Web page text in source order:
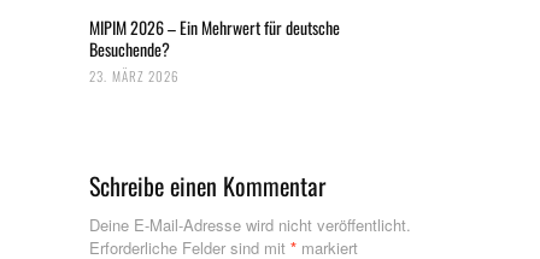
MIPIM 2026 – Ein Mehrwert für deutsche
Besuchende?
23. MÄRZ 2026
Schreibe einen Kommentar
Deine E-Mail-Adresse wird nicht veröffentlicht.
Erforderliche Felder sind mit * markiert